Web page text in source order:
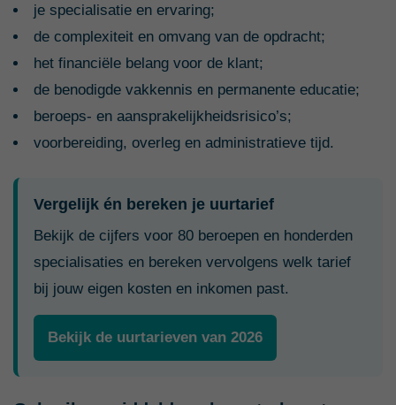
je specialisatie en ervaring;
de complexiteit en omvang van de opdracht;
het financiële belang voor de klant;
de benodigde vakkennis en permanente educatie;
beroeps- en aansprakelijkheidsrisico’s;
voorbereiding, overleg en administratieve tijd.
Vergelijk én bereken je uurtarief
Bekijk de cijfers voor 80 beroepen en honderden
specialisaties en bereken vervolgens welk tarief
bij jouw eigen kosten en inkomen past.
Bekijk de uurtarieven van 2026